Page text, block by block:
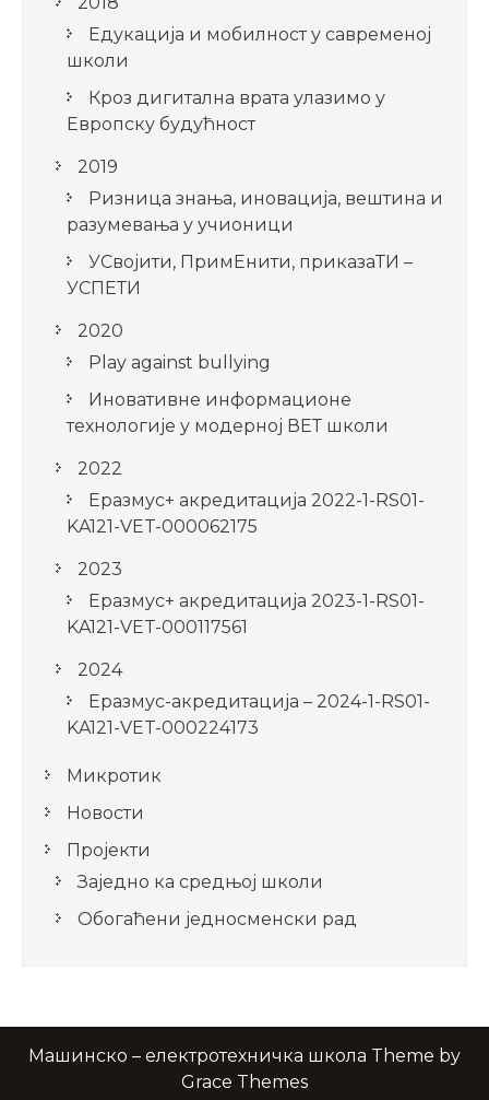
Едукација и мобилност у савременој
школи
Кроз дигитална врата улазимо у
Европску будућност
2019
Ризница знања, иновација, вештина и
разумевања у учионици
УСвојити, ПримЕнити, приказаТИ –
УСПЕТИ
2020
Play against bullying
Иновативне информационе
технологије у модерној ВЕТ школи
2022
Еразмус+ акредитација 2022-1-RS01-
KA121-VET-000062175
2023
Еразмус+ акредитација 2023-1-RS01-
KA121-VET-000117561
2024
Еразмус-акредитација – 2024-1-RS01-
KA121-VET-000224173
Микротик
Новости
Пројекти
Заједно ка средњој школи
Обогаћени једносменски рад
Машинско – електротехничка школа Theme by
Grace Themes